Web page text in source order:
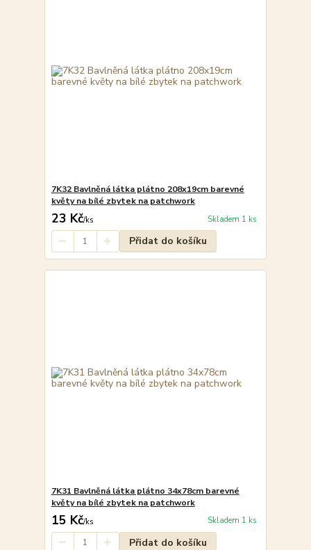
7K32 Bavlněná látka plátno 208x19cm barevné
květy na bílé zbytek na patchwork
23 Kč/ks Skladem 1 ks
Přidat do košíku
7K31 Bavlněná látka plátno 34x78cm barevné
květy na bílé zbytek na patchwork
15 Kč/ks Skladem 1 ks
Přidat do košíku